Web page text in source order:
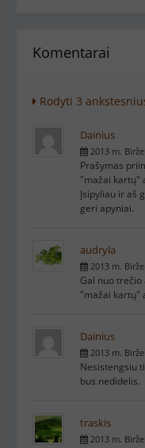
Komentarai
Rodyti 3
Dainius
2013 m.
Prašymas
"mažai kartų"
Įsipyliau ir aš
geri apyniai.
audryla
2013 m.
Gal nuo trečio
"mažai kartų"
Dainius
2013 m.
Nesistengsiu
bus nedidelis.
traskis
2013 m.